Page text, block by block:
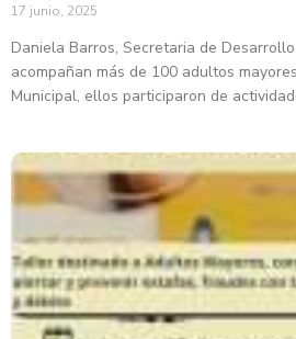
17 junio, 2025
Daniela Barros, Secretaria de
acompañan más de 100 adultos
Municipal, ellos participaron de